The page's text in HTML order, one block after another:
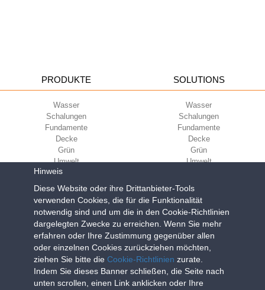
PRODUKTE
Wasser
Schalungen
Fundamente
Decke
Grün
Umwelt
Sport
SOLUTIONS
Wasser
Schalungen
Fundamente
Decke
Grün
Umwelt
UNTERNEHMEN
Nutzungsbedingungen
Verkaufsbedingungen
Über uns
Newsletter
ECOKOMPATIBILITÄT
Green Building Council
Geoplast S.p.A.| Via Martiri della Libertà, 6/8 - 35010 Grantorto (Padova)
Hinweis
Diese Website oder ihre Drittanbieter-Tools
verwenden Cookies, die für die Funktionalität
notwendig sind und um die in den Cookie-Richtlinien
dargelegten Zwecke zu erreichen. Wenn Sie mehr
erfahren oder Ihre Zustimmung gegenüber allen
oder einzelnen Cookies zurückziehen möchten,
ziehen Sie bitte die Cookie-Richtlinien zurate.
Indem Sie dieses Banner schließen, die Seite nach
unten scrollen, einen Link anklicken oder Ihre